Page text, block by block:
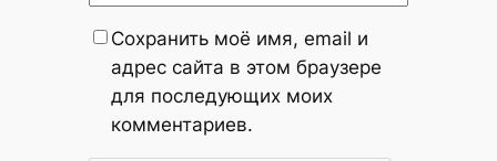
Сохранить моё имя, email и
адрес сайта в этом браузере
для последующих моих
комментариев.